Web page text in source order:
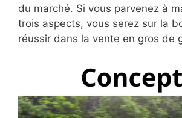
du marché. Si vous parvenez à
trois aspects, vous serez sur la
réussir dans la vente en gros de